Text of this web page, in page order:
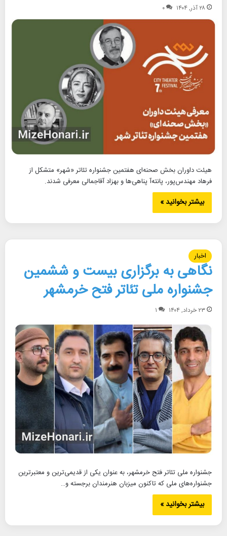
۲۸ آذر, ۱۴۰۴ ۰
هیئت داوران بخش صحنه‌ای هفتمین جشنواره تئاتر «شهر» متشکل از
فرهاد مهندس‌پور، پانته‌آ پناهی‌ها و بهزاد آقاجمالی معرفی شدند.
بیشتر بخوانید »
اخبار
نگاهی به برگزاری بیست و ششمین
جشنواره ملی تئاتر فتح خرمشهر
۲۳ خرداد, ۱۴۰۴ ۱
جشنواره ملی تئاتر فتح خرمشهر، به عنوان یکی از قدیمی‌ترین و معتبرترین
جشنواره‌های ملی که تاکنون میزبان هنرمندان برجسته و…
بیشتر بخوانید »